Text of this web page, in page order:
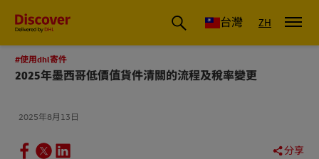
DHL 台灣：國際快遞商業洞察與物流指南台灣 ZH
#使用dhl寄件
2025年墨西哥低價值貨件清關的流程及稅率變更
2025年8月13日
分享